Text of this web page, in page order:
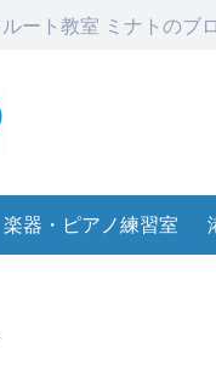
ート教室 ミナトのブ
楽器・ピアノ練習室